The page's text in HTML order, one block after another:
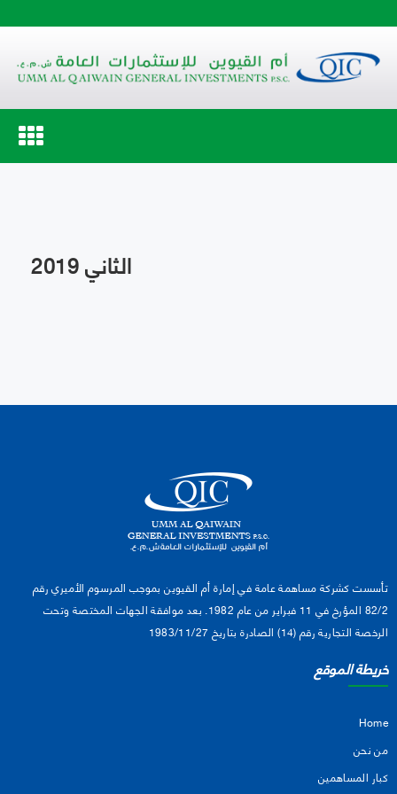
Toggle
navigation
الثاني 2019
تأسست كشركة مساهمة عامة في إمارة أم القيوين بموجب المرسوم الأميري رقم
82/2 المؤرخ في 11 فبراير من عام 1982. بعد موافقة الجهات المختصة وتحت
الرخصة التجارية رقم (14) الصادرة بتاريخ 1983/11/27
خريطة الموقع
Home
من نحن
كبار المساهمين